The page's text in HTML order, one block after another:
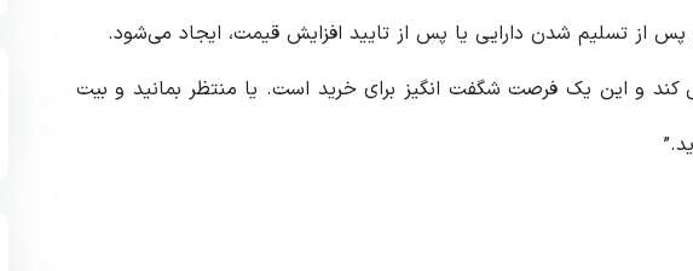
از تسلیم شدن دارایی یا پس از تایید افزایش قیمت، ایجاد می‌شود.
دلار سقوط می کند و این یک فرصت شگفت انگیز برای خرید است. یا منتظر بمانید و بیت